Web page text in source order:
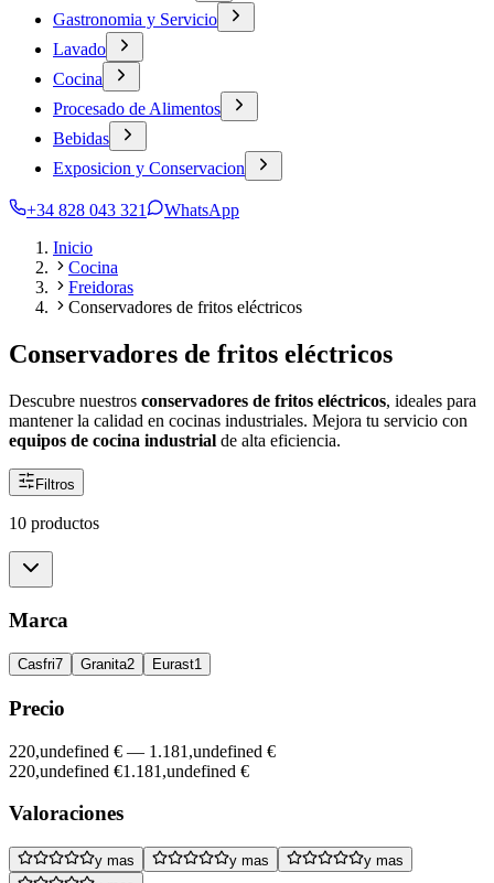
Gastronomia y Servicio
Lavado
Cocina
Procesado de Alimentos
Bebidas
Exposicion y Conservacion
+34 828 043 321
WhatsApp
Inicio
Cocina
Freidoras
Conservadores de fritos eléctricos
Conservadores de fritos eléctricos
Descubre nuestros conservadores de fritos eléctricos, ideales para
mantener la calidad en cocinas industriales. Mejora tu servicio con
equipos de cocina industrial de alta eficiencia.
Filtros
10 productos
Marca
Casfri7 Granita2 Eurast1
Precio
220,undefined € — 1.181,undefined €
220,undefined €1.181,undefined €
Valoraciones
y mas y mas
y mas